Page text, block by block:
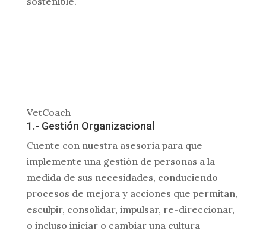
VetCoach
1.- Gestión Organizacional
Cuente con nuestra asesoría para que
implemente una gestión de personas a la
medida de sus necesidades, conduciendo
procesos de mejora y acciones que permitan,
esculpir, consolidar, impulsar, re-direccionar,
o incluso iniciar o cambiar una cultura